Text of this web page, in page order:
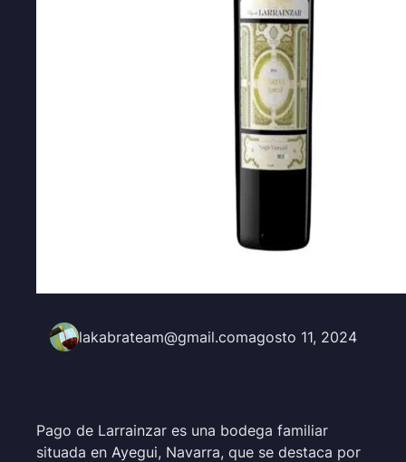
lakabrateam@gmail.comagosto 11, 2024
Pago de Larrainzar es una bodega familiar
situada en Ayegui, Navarra, que se destaca por